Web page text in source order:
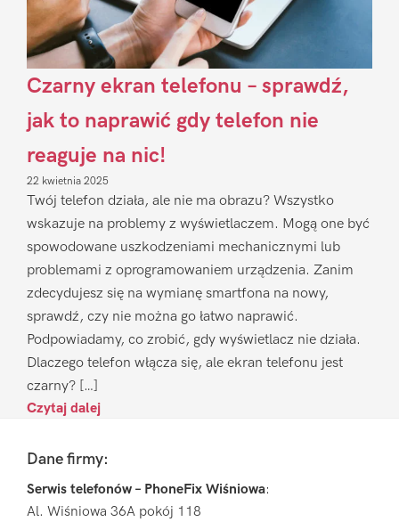
Czarny ekran telefonu – sprawdź,
jak to naprawić gdy telefon nie
reaguje na nic!
22 kwietnia 2025
Twój telefon działa, ale nie ma obrazu? Wszystko
wskazuje na problemy z wyświetlaczem. Mogą one być
spowodowane uszkodzeniami mechanicznymi lub
problemami z oprogramowaniem urządzenia. Zanim
zdecydujesz się na wymianę smartfona na nowy,
sprawdź, czy nie można go łatwo naprawić.
Podpowiadamy, co zrobić, gdy wyświetlacz nie działa.
Dlaczego telefon włącza się, ale ekran telefonu jest
czarny? […]
Czytaj dalej
FooterDane firmy:
Serwis telefonów – PhoneFix Wiśniowa:
Al. Wiśniowa 36A pokój 118